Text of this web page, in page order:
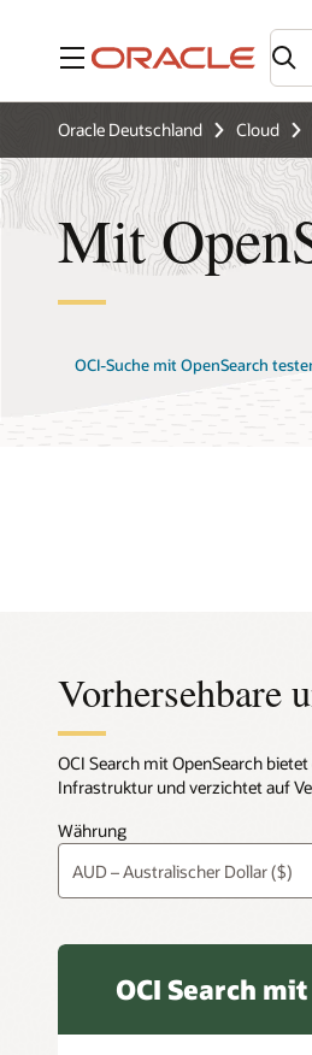
Menü
Oracle Deutschland Cloud
Mit
OCI-Suche mit OpenSearch
Vorhersehbare
OCI Search mit OpenSearch
Infrastruktur und verzichtet auf
Währung
OCI Search